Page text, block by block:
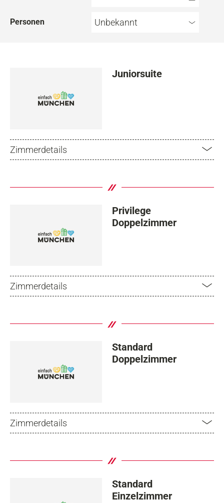
Personen Unbekannt
Juniorsuite
Zimmerdetails
Privilege
Doppelzimmer
Zimmerdetails
Standard
Doppelzimmer
Zimmerdetails
Standard
Einzelzimmer